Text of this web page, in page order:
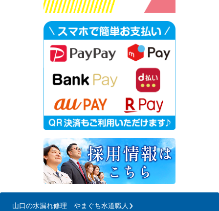
山口の水漏れ修理 やまぐち水道職人